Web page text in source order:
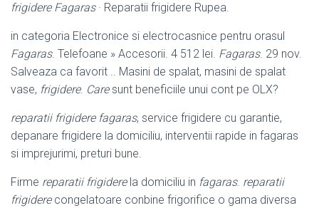
frigidere Fagaras· Reparatii frigidere Rupea.
in categoria Electronice si electrocasnice pentru orasul
Fagaras. Telefoane » Accesorii. 4 512 lei. Fagaras. 29 nov.
Salveaza ca favorit .. Masini de spalat, masini de spalat
vase, frigidere. Caresunt beneficiile unui cont pe OLX?
reparatii frigidere fagaras, service frigidere cu garantie,
depanare frigidere la domiciliu, interventii rapide in fagaras
si imprejurimi, preturi bune.
Firme reparatii frigiderela domiciliu in fagaras. reparatii
frigiderecongelatoare conbine frigorifice o gama diversa